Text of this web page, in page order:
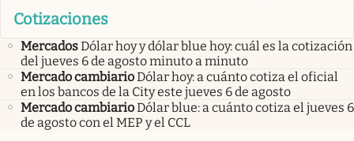
Cotizaciones
MercadosDólar hoy y dólar blue hoy: cuál es la cotización
del jueves 6 de agosto minuto a minuto
Mercado cambiarioDólar hoy: a cuánto cotiza el oficial
en los bancos de la City este jueves 6 de agosto
Mercado cambiarioDólar blue: a cuánto cotiza el jueves 6
de agosto con el MEP y el CCL